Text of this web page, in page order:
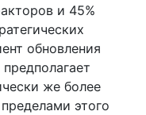
и 45%
обновления
же более
этого